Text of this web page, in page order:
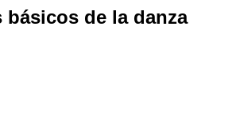
básicos de la danza